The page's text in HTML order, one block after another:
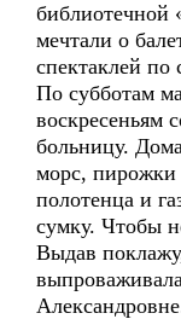
мечтали о
спектаклей по
По субботам
воскресеньям
больницу.
морс, пирожки
полотенца и
сумку. Чтобы
Выдав